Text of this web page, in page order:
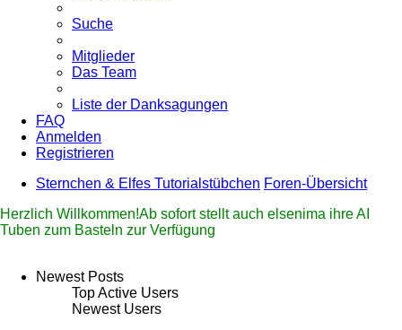
Suche
Mitglieder
Das Team
Liste der Danksagungen
FAQ
Anmelden
Registrieren
Sternchen & Elfes Tutorialstübchen Foren-Übersicht
Herzlich Willkommen!Ab sofort stellt auch elsenima ihre AI
Tuben zum Basteln zur Verfügung
Newest Posts
Top Active Users
Newest Users